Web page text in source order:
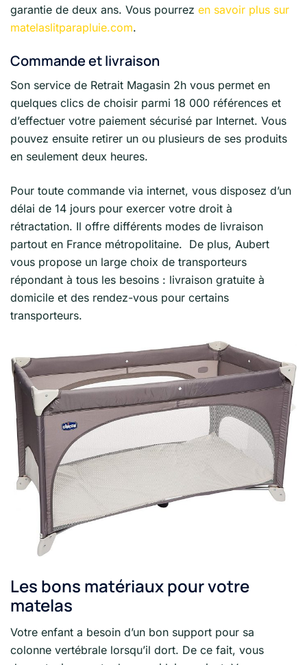
garantie de deux ans. Vous pourrez en savoir plus sur
matelaslitparapluie.com.
Commande et livraison
Son service de Retrait Magasin 2h vous permet en
quelques clics de choisir parmi 18 000 références et
d’effectuer votre paiement sécurisé par Internet. Vous
pouvez ensuite retirer un ou plusieurs de ses produits
en seulement deux heures.
Pour toute commande via internet, vous disposez d’un
délai de 14 jours pour exercer votre droit à
rétractation. Il offre différents modes de livraison
partout en France métropolitaine. De plus, Aubert
vous propose un large choix de transporteurs
répondant à tous les besoins : livraison gratuite à
domicile et des rendez-vous pour certains
transporteurs.
Les bons matériaux pour votre
matelas
Votre enfant a besoin d’un bon support pour sa
colonne vertébrale lorsqu’il dort. De ce fait, vous